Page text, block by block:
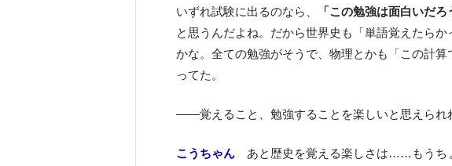
いずれ試験に出るのなら、
「この勉強は面白いだ
と思うんだよね。だから世界史も「単語覚えたら
かな。全ての勉強がそうで、物理とかも「この計
ってた。
――覚えること、勉強することを楽しいと思えられ
こうちゃん あと歴史を覚える楽しさは……もうち